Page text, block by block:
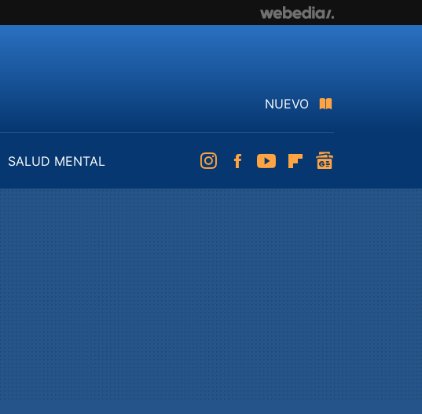
NUEVO
SALUD MENTAL
InstagramFacebookYoutubeFlipboard